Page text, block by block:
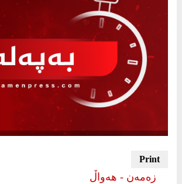
زەمەن - هەواڵ